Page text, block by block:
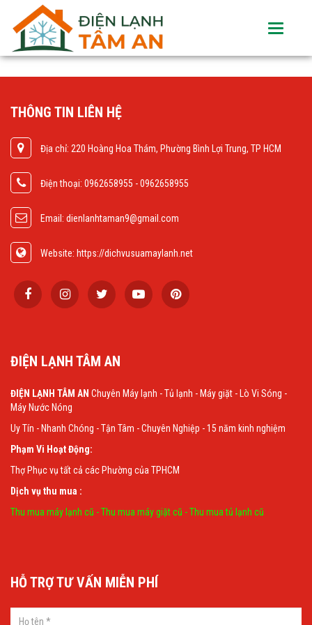
Toggle
THÔNG TIN LIÊN HỆ
Địa chỉ: 220 Hoàng Hoa Thám, Phường Bình Lợi Trung, TP HCM
Điện thoại: 0962658955 - 0962658955
Email: dienlanhtaman9@gmail.com
Website: https://dichvusuamaylanh.net
ĐIỆN LẠNH TÂM AN
ĐIỆN LẠNH TÂM AN Chuyên Máy lạnh - Tủ lạnh - Máy giặt - Lò Vi Sóng -
Máy Nước Nóng
Uy Tín - Nhanh Chóng - Tận Tâm - Chuyên Nghiệp - 15 năm kinh nghiệm
Phạm Vi Hoạt Động:
Thợ Phục vụ tất cả các Phường của TPHCM
Dịch vụ thu mua :
Thu mua máy lạnh cũ -Thu mua máy giặt cũ -Thu mua tủ lạnh cũ
HỖ TRỢ TƯ VẤN MIỄN PHÍ